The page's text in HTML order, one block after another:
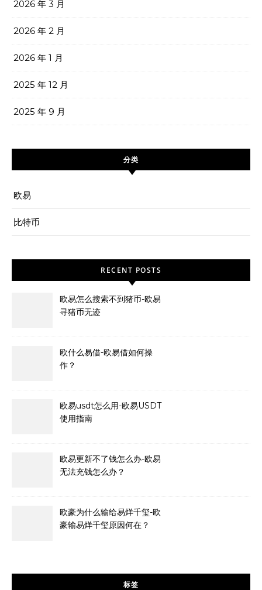
2026 年 3 月
2026 年 2 月
2026 年 1 月
2025 年 12 月
2025 年 9 月
分类
欧易
比特币
RECENT POSTS
欧易怎么搜索不到猪币-欧易
寻猪币无迹
欧什么易借-欧易借如何操
作？
欧易usdt怎么用-欧易USDT
使用指南
欧易更新不了钱怎么办-欧易
无法充钱怎么办？
欧豪为什么输给易烊千玺-欧
豪输易烊千玺原因何在？
标签